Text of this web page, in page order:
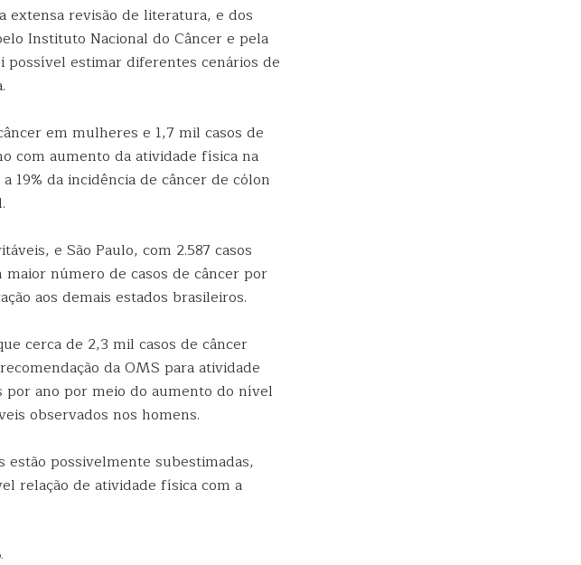
extensa revisão de literatura, e dos
Instituto Nacional do Câncer e pela
possível estimar diferentes cenários de
em mulheres e 1,7 mil casos de
com aumento da atividade física na
19% da incidência de câncer de cólon
e São Paulo, com 2.587 casos
número de casos de câncer por
aos demais estados brasileiros.
cerca de 2,3 mil casos de câncer
da OMS para atividade
ano por meio do aumento do nível
observados nos homens.
estão possivelmente subestimadas,
relação de atividade física com a